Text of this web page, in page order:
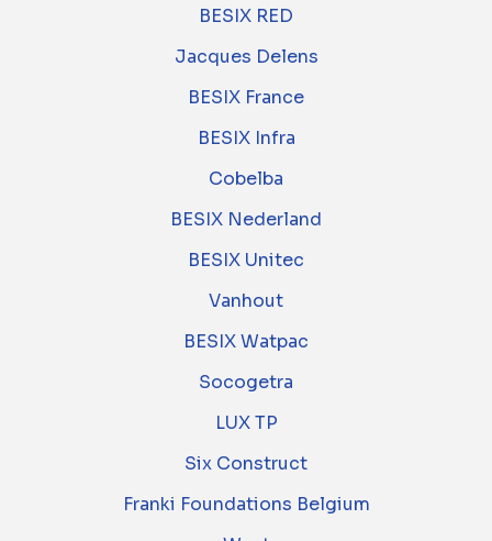
BESIX RED
Jacques Delens
BESIX France
BESIX Infra
Cobelba
BESIX Nederland
BESIX Unitec
Vanhout
BESIX Watpac
Socogetra
LUX TP
Six Construct
Franki Foundations Belgium